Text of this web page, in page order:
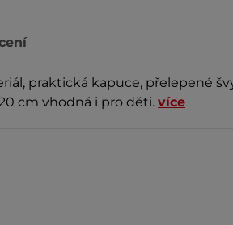
praktická kapuce, přelepené
cm vhodná i pro děti. více